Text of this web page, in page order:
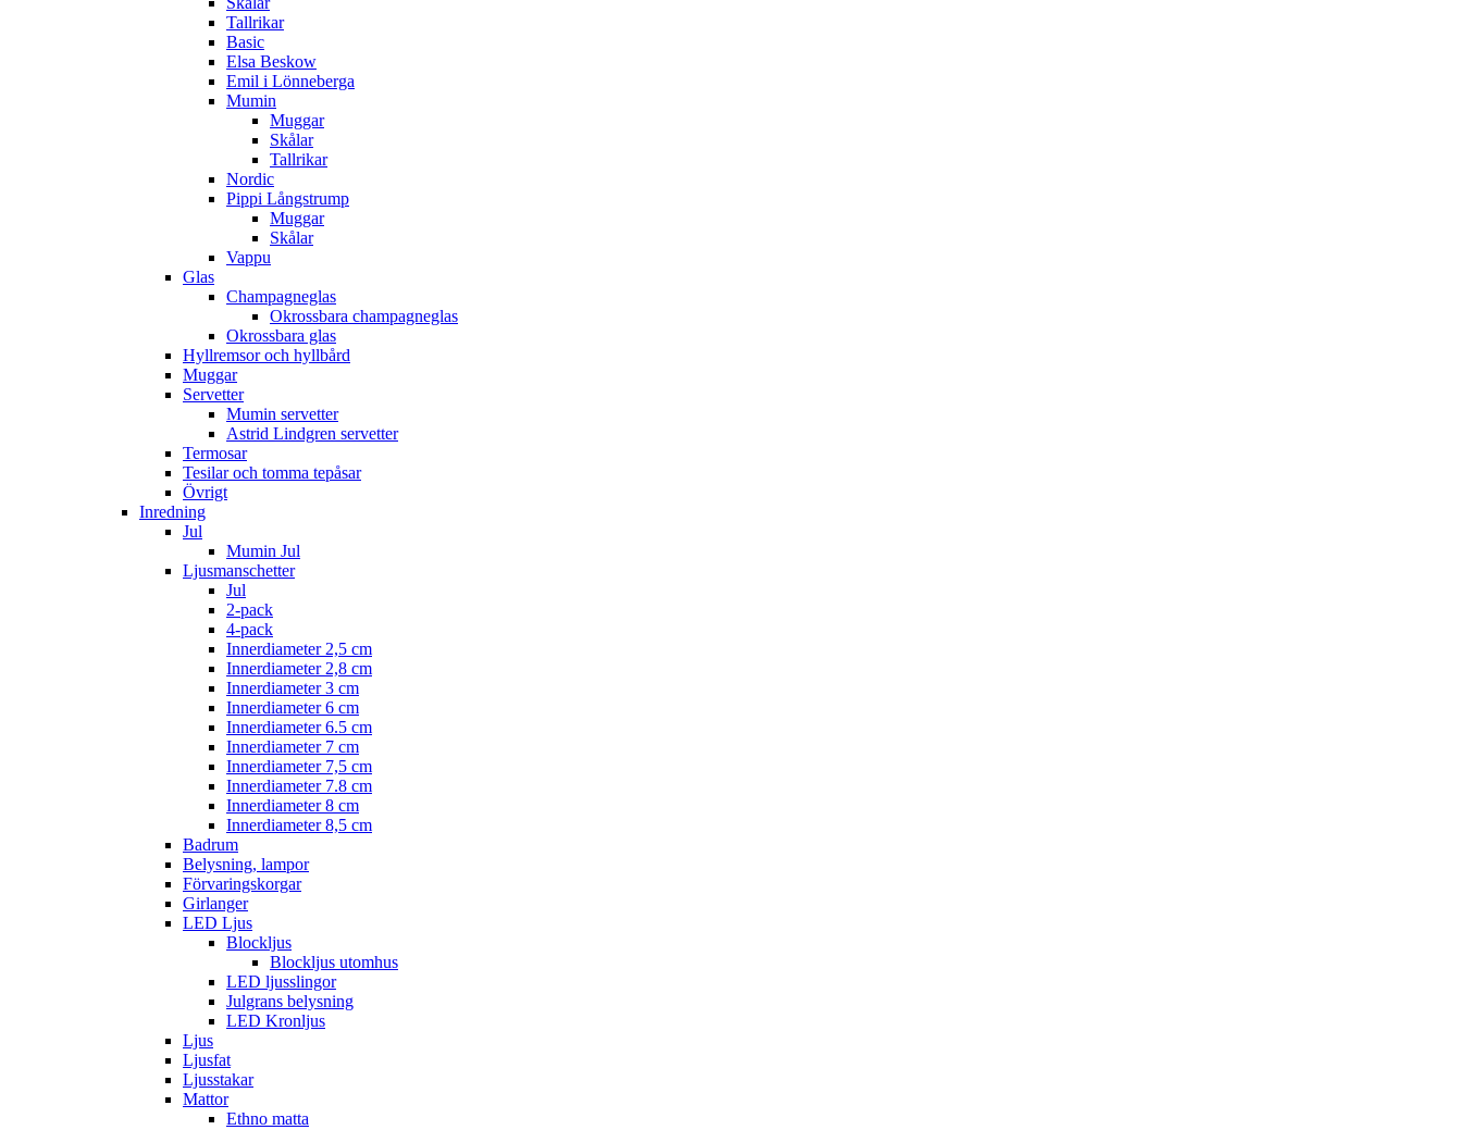
Tallrikar
Basic
Elsa Beskow
Emil i Lönneberga
Mumin
Muggar
Skålar
Tallrikar
Nordic
Pippi Långstrump
Muggar
Skålar
Vappu
Glas
Champagneglas
Okrossbara champagneglas
Okrossbara glas
Hyllremsor och hyllbård
Muggar
Servetter
Mumin servetter
Astrid Lindgren servetter
Termosar
Tesilar och tomma tepåsar
Övrigt
Inredning
Jul
Mumin Jul
Ljusmanschetter
Jul
2-pack
4-pack
Innerdiameter 2,5 cm
Innerdiameter 2,8 cm
Innerdiameter 3 cm
Innerdiameter 6 cm
Innerdiameter 6.5 cm
Innerdiameter 7 cm
Innerdiameter 7,5 cm
Innerdiameter 7.8 cm
Innerdiameter 8 cm
Innerdiameter 8,5 cm
Badrum
Belysning, lampor
Förvaringskorgar
Girlanger
LED Ljus
Blockljus
Blockljus utomhus
LED ljusslingor
Julgrans belysning
LED Kronljus
Ljus
Ljusfat
Ljusstakar
Mattor
Ethno matta